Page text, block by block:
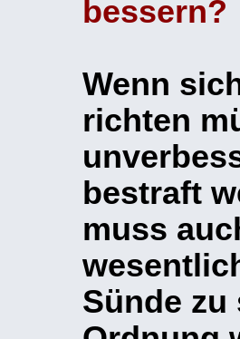
bessern?
Wenn
richten
bestraft
muss
Sünde